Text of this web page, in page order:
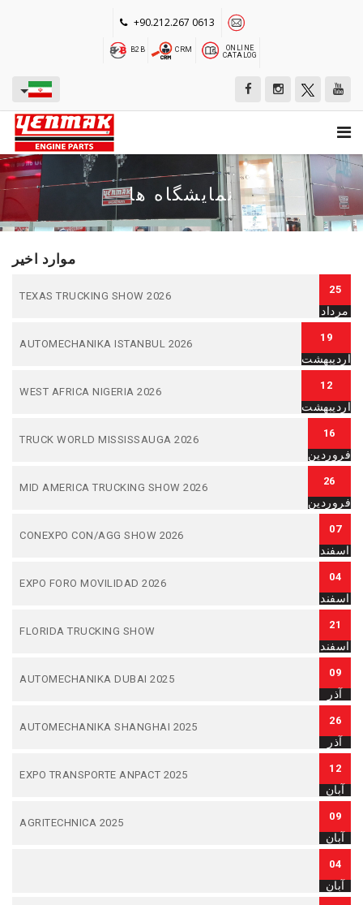
+90.212.267 0613
B2B CRM
ONLINE
CATALOG
نمایشگاه ها
موارد اخیر
TEXAS TRUCKING SHOW 2026
25
مرداد
AUTOMECHANIKA ISTANBUL 2026
19
اردیبهشت
WEST AFRICA NIGERIA 2026
12
اردیبهشت
TRUCK WORLD MISSISSAUGA 2026
16
فروردین
MID AMERICA TRUCKING SHOW 2026
26
فروردین
CONEXPO CON/AGG SHOW 2026
07
اسفند
EXPO FORO MOVILIDAD 2026
04
اسفند
FLORIDA TRUCKING SHOW
21
اسفند
AUTOMECHANIKA DUBAI 2025
09
آذر
AUTOMECHANIKA SHANGHAI 2025
26
آذر
EXPO TRANSPORTE ANPACT 2025
12
آبان
AGRITECHNICA 2025
09
آبان
04
آبان